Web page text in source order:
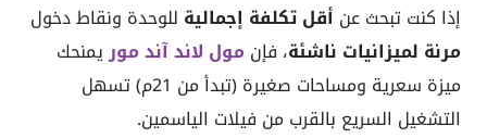
إذا كنت تبحث عن أقل تكلفة إجمالية للوحدة ونقاط دخول
مرنة لميزانيات ناشئة، فإن مول لاند آند موريمنحك
ميزة سعرية ومساحات صغيرة (تبدأ من 21م) تسهل
التشغيل السريع بالقرب من فيلات الياسمين.